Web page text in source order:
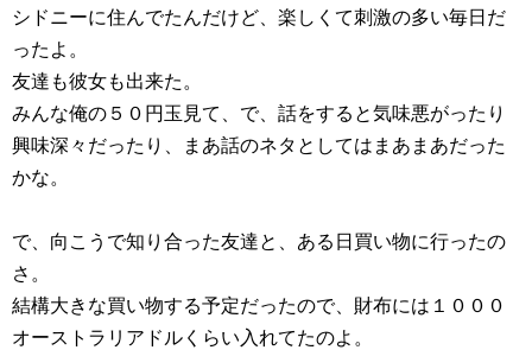
シドニーに住んでたんだけど、楽しくて刺激の多い毎日だ
ったよ。
友達も彼女も出来た。
みんな俺の５０円玉見て、で、話をすると気味悪がったり
興味深々だったり、まあ話のネタとしてはまあまあだった
かな。
で、向こうで知り合った友達と、ある日買い物に行ったの
さ。
結構大きな買い物する予定だったので、財布には１０００
オーストラリアドルくらい入れてたのよ。